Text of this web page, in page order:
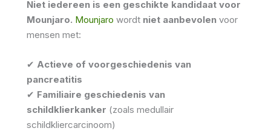
Niet iedereen is een geschikte kandidaat voor
Mounjaro. Mounjaro wordt niet aanbevolen voor
mensen met:
✔ Actieve of voorgeschiedenis van
pancreatitis
✔ Familiaire geschiedenis van
schildklierkanker (zoals medullair
schildkliercarcinoom)